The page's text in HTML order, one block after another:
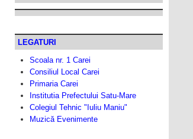
LEGATURI
Scoala nr. 1 Carei
Consiliul Local Carei
Primaria Carei
Institutia Prefectului Satu-Mare
Colegiul Tehnic "Iuliu Maniu"
Muzică Evenimente